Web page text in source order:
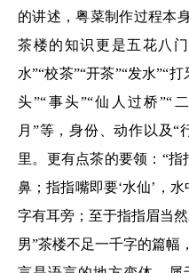
的讲述，粤菜制作过程本
茶楼的知识更是五花八
水”“校茶”“开茶”“发水”“
头”“事头”“仙人过桥”“
月”等，身份、动作以及“
里。更有点茶的要领：“指
鼻；指指嘴即要‘水仙’，水
字有耳旁；至于指指眉当
男”茶楼不足一千字的篇幅